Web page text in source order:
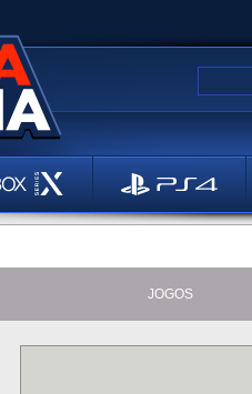
JOGOS